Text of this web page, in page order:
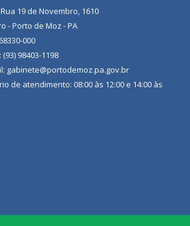
19 de Novembro, 1610
- Porto de Moz - PA
000
(93) 98403-1198
gabinete@portodemoz.pa.gov.br
de atendimento: 08:00 às 12:00 e 14:00 às